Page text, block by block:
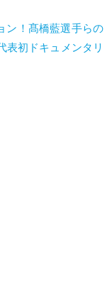
ン！髙橋藍選手らの
表初ドキュメンタリ